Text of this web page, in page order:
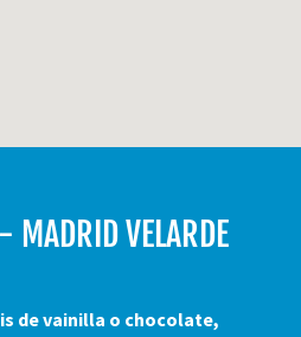
MADRID VELARDE
de vainilla o chocolate,